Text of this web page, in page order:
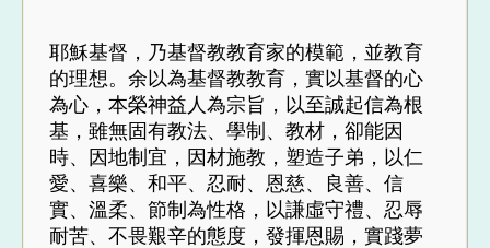
耶穌基督，乃基督教教育家的模範，並教育
的理想。余以為基督教教育，實以基督的心
為心，本榮神益人為宗旨，以至誠起信為根
基，雖無固有教法、學制、教材，卻能因
時、因地制宜，因材施教，塑造子弟，以仁
愛、喜樂、和平、忍耐、恩慈、良善、信
實、溫柔、節制為性格，以謙虛守禮、忍辱
耐苦、不畏艱辛的態度，發揮恩賜，實踐夢